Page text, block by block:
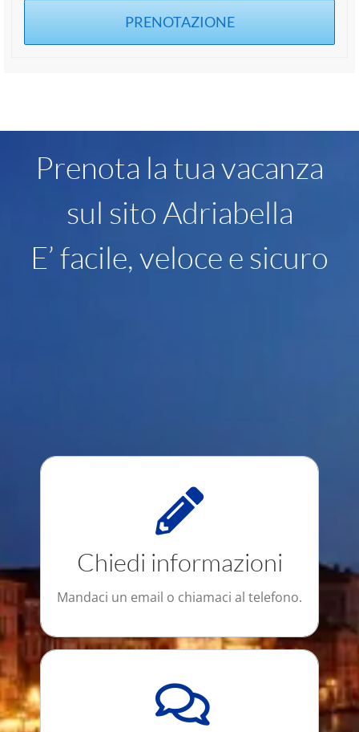
PRENOTAZIONE
Prenota la tua vacanza
sul sito Adriabella
E’ facile, veloce e sicuro
Chiedi informazioni
Mandaci un email o chiamaci al telefono.
Per saperne di più
Disponibilità, condizioni, prezzi, sconti,
PRENOTA SUBITO !
Chat, Email, Telefono, Web
Non si tratta solo del prezzo, ma della